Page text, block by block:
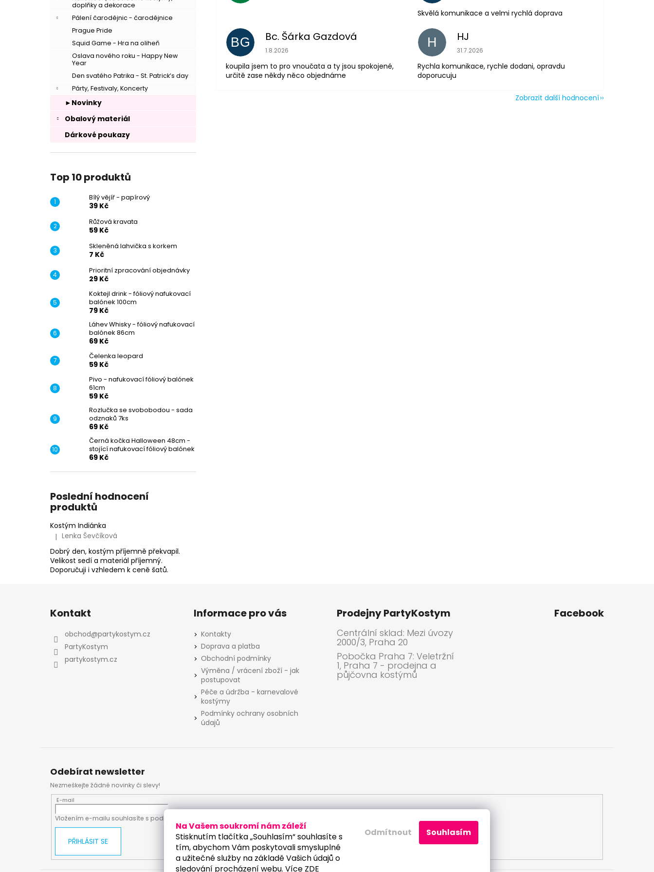
Na Vašem soukromí nám záleží
Stisknutím tlačítka „Souhlasím“ souhlasíte s
tím, abychom Vám poskytovali smysluplné
a užitečné služby na základě Vašich údajů o
sledování procházení webu. Více ZDE
Odmítnout Souhlasím
doplňky a dekorace
Pálení čarodějnic - čarodějnice
Prague Pride
Squid Game - Hra na oliheň
Oslava nového roku - Happy New
Year
Den svatého Patrika - St. Patrick’s day
Párty, Festivaly, Koncerty
►Novinky
Obalový materiál
Dárkové poukazy
Top 10 produktů
Bílý vějíř - papírový
39 Kč
Růžová kravata
59 Kč
Skleněná lahvička s korkem
7 Kč
Prioritní zpracování objednávky
29 Kč
Koktejl drink - fóliový nafukovací
balónek 100cm
79 Kč
Láhev Whisky - fóliový nafukovací
balónek 86cm
69 Kč
Čelenka leopard
59 Kč
Pivo - nafukovací fóliový balónek
61cm
59 Kč
Rozlučka se svobobodou - sada
odznaků 7ks
69 Kč
Černá kočka Halloween 48cm -
stojící nafukovací fóliový balónek
69 Kč
Poslední hodnocení
produktů
Kostým Indiánka
Hodnocení produktu je 5 z 5 hvězdiček.
| Lenka Ševčíková
Dobrý den, kostým příjemně překvapil.
Velikost sedí a materiál příjemný.
Doporučuji i vzhledem k ceně šatů.
Skvělá komunikace a velmi rychlá doprava
BG Bc. Šárka Gazdová
Hodnocení obchodu je 5 z 5 hvězdiček.
1.8.2026
koupila jsem to pro vnoučata a ty jsou spokojené,
určitě zase někdy něco objednáme
H HJ
Hodnocení obchodu je 5 z 5 hvězdiček.
31.7.2026
Rychla komunikace, rychle dodani, opravdu
doporucuju
Zobrazit další hodnocení
Odebírat newsletter
Nezmeškejte žádné novinky či slevy!
E-mail
Vložením e-mailu souhlasíte s podmínkami ochrany osobních údajů
PŘIHLÁSIT SE
Kontakt
obchod@partykostym.cz
PartyKostym
partykostym.cz
Informace pro vás
Kontakty
Doprava a platba
Obchodní podmínky
Výměna / vrácení zboží - jak
postupovat
Péče a údržba - karnevalové
kostýmy
Podmínky ochrany osobních
údajů
Prodejny PartyKostym
Centrální sklad: Mezi úvozy
2000/3, Praha 20
Pobočka Praha 7: Veletržní
1, Praha 7 - prodejna a
půjčovna kostýmů
Facebook